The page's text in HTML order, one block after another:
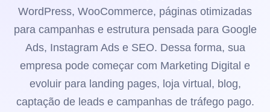
WordPress, WooCommerce, páginas otimizadas
para campanhas e estrutura pensada para Google
Ads, Instagram Ads e SEO. Dessa forma, sua
empresa pode começar com Marketing Digital e
evoluir para landing pages, loja virtual, blog,
captação de leads e campanhas de tráfego pago.